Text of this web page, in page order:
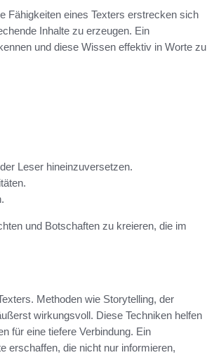
Fähigkeiten eines Texters erstrecken sich
Inhalte zu erzeugen. Ein
und diese Wissen effektiv in Worte zu
Leser hineinzuversetzen.
und Botschaften zu kreieren, die im
Methoden wie Storytelling, der
wirkungsvoll. Diese Techniken helfen
für eine tiefere Verbindung. Ein
erschaffen, die nicht nur informieren,